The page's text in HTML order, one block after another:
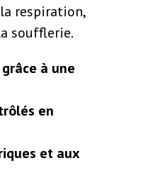
respiration,
soufflerie.
à une
en
et aux